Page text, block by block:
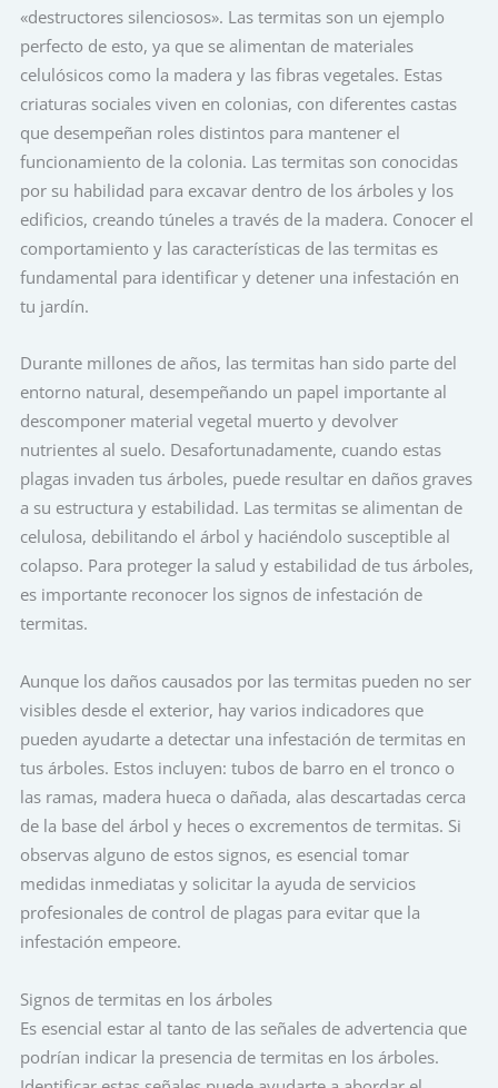
«destructores silenciosos». Las termitas son un ejemplo
perfecto de esto, ya que se alimentan de materiales
celulósicos como la madera y las fibras vegetales. Estas
criaturas sociales viven en colonias, con diferentes castas
que desempeñan roles distintos para mantener el
funcionamiento de la colonia. Las termitas son conocidas
por su habilidad para excavar dentro de los árboles y los
edificios, creando túneles a través de la madera. Conocer el
comportamiento y las características de las termitas es
fundamental para identificar y detener una infestación en
tu jardín.
Durante millones de años, las termitas han sido parte del
entorno natural, desempeñando un papel importante al
descomponer material vegetal muerto y devolver
nutrientes al suelo. Desafortunadamente, cuando estas
plagas invaden tus árboles, puede resultar en daños graves
a su estructura y estabilidad. Las termitas se alimentan de
celulosa, debilitando el árbol y haciéndolo susceptible al
colapso. Para proteger la salud y estabilidad de tus árboles,
es importante reconocer los signos de infestación de
termitas.
Aunque los daños causados por las termitas pueden no ser
visibles desde el exterior, hay varios indicadores que
pueden ayudarte a detectar una infestación de termitas en
tus árboles. Estos incluyen: tubos de barro en el tronco o
las ramas, madera hueca o dañada, alas descartadas cerca
de la base del árbol y heces o excrementos de termitas. Si
observas alguno de estos signos, es esencial tomar
medidas inmediatas y solicitar la ayuda de servicios
profesionales de control de plagas para evitar que la
infestación empeore.
Signos de termitas en los árboles
Es esencial estar al tanto de las señales de advertencia que
podrían indicar la presencia de termitas en los árboles.